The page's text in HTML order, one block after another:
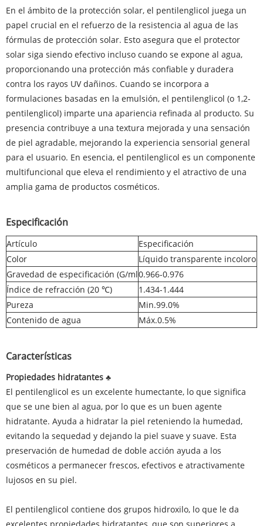
En el ámbito de la protección solar, el pentilenglicol juega un
papel crucial en el refuerzo de la resistencia al agua de las
fórmulas de protección solar. Esto asegura que el protector
solar siga siendo efectivo incluso cuando se expone al agua,
proporcionando una protección más confiable y duradera
contra los rayos UV dañinos. Cuando se incorpora a
formulaciones basadas en la emulsión, el pentilenglicol (o 1,2-
pentilenglicol) imparte una apariencia refinada al producto. Su
presencia contribuye a una textura mejorada y una sensación
de piel agradable, mejorando la experiencia sensorial general
para el usuario. En esencia, el pentilenglicol es un componente
multifuncional que eleva el rendimiento y el atractivo de una
amplia gama de productos cosméticos.
Especificación
Artículo
Especificación
Color
Líquido transparente incoloro
Gravedad de especificación (G/ml0.966-0.976
Índice de refracción (20 ℃)
1.434-1.444
Pureza
Min.99.0%
Contenido de agua
Máx.0.5%
Características
Propiedades hidratantes ♣
El pentilenglicol es un excelente humectante, lo que significa
que se une bien al agua, por lo que es un buen agente
hidratante. Ayuda a hidratar la piel reteniendo la humedad,
evitando la sequedad y dejando la piel suave y suave. Esta
preservación de humedad de doble acción ayuda a los
cosméticos a permanecer frescos, efectivos e atractivamente
lujosos en su piel.
El pentilenglicol contiene dos grupos hidroxilo, lo que le da